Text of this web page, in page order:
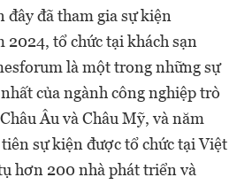
đây đã tham gia sự kiện
tổ chức tại khách sạn
là một trong những sự
của ngành công nghiệp trò
Âu và Châu Mỹ, và năm
sự kiện được tổ chức tại Việt
hơn 200 nhà phát triển và